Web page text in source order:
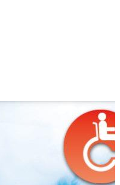
臺北市志工管理整合平台